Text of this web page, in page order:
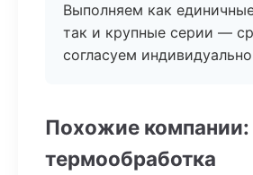
Выполняем как
так и крупные серии —
согласуем
Похожие компании:
термообработка